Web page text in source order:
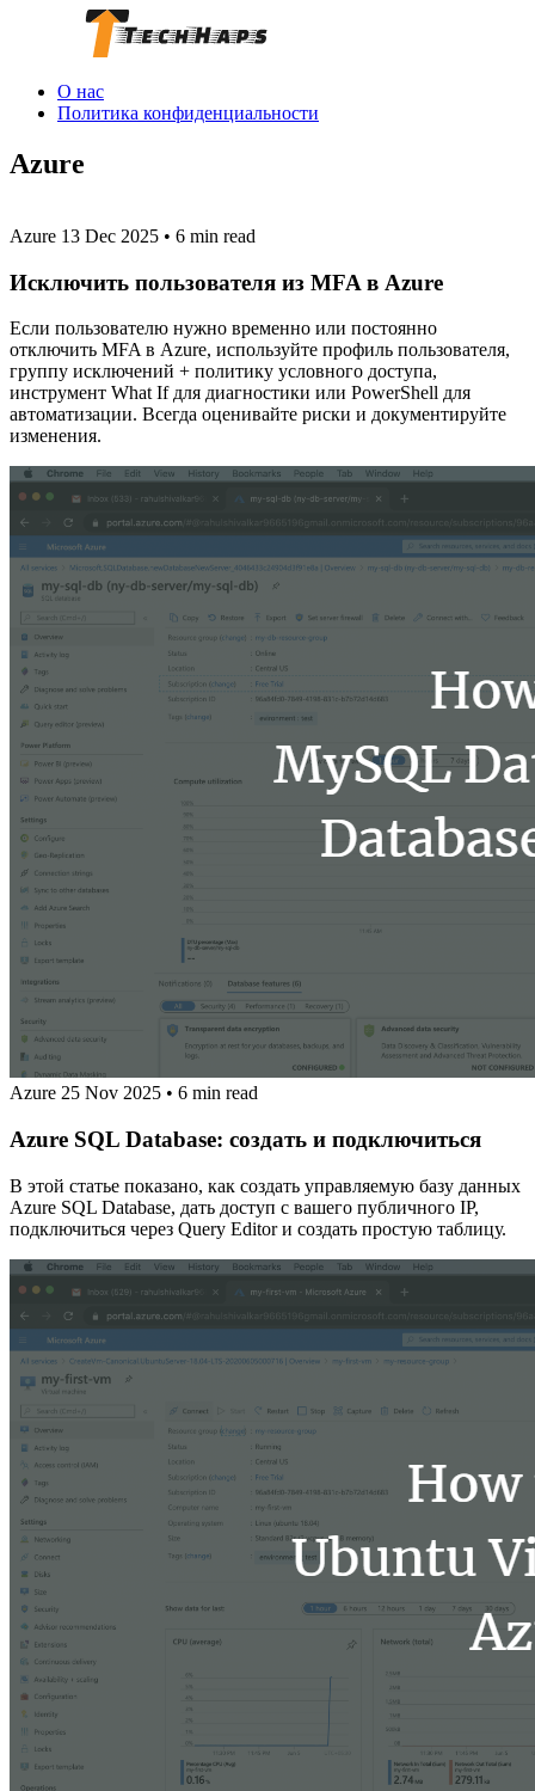
О нас
Политика конфиденциальности
Azure
Azure 13 Dec 2025 • 6 min read
Исключить пользователя из MFA в Azure
Если пользователю нужно временно или постоянно
отключить MFA в Azure, используйте профиль пользователя,
группу исключений + политику условного доступа,
инструмент What If для диагностики или PowerShell для
автоматизации. Всегда оценивайте риски и документируйте
изменения.
Azure 25 Nov 2025 • 6 min read
Azure SQL Database: создать и подключиться
В этой статье показано, как создать управляемую базу данных
Azure SQL Database, дать доступ с вашего публичного IP,
подключиться через Query Editor и создать простую таблицу.